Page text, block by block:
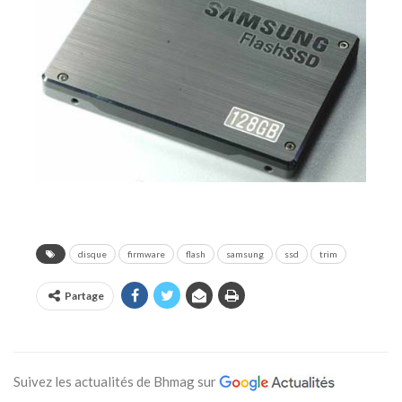
disque firmware flash samsung ssd trim
Partage
Suivez les actualités de Bhmag sur